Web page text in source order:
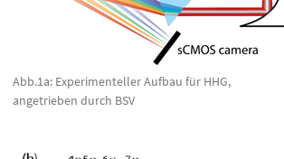
Abb.1a: Experimenteller Aufbau für HHG,
angetrieben durch BSV